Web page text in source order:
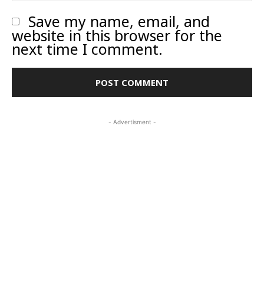
Save my name, email, and
website in this browser for the
next time I comment.
- Advertisment -